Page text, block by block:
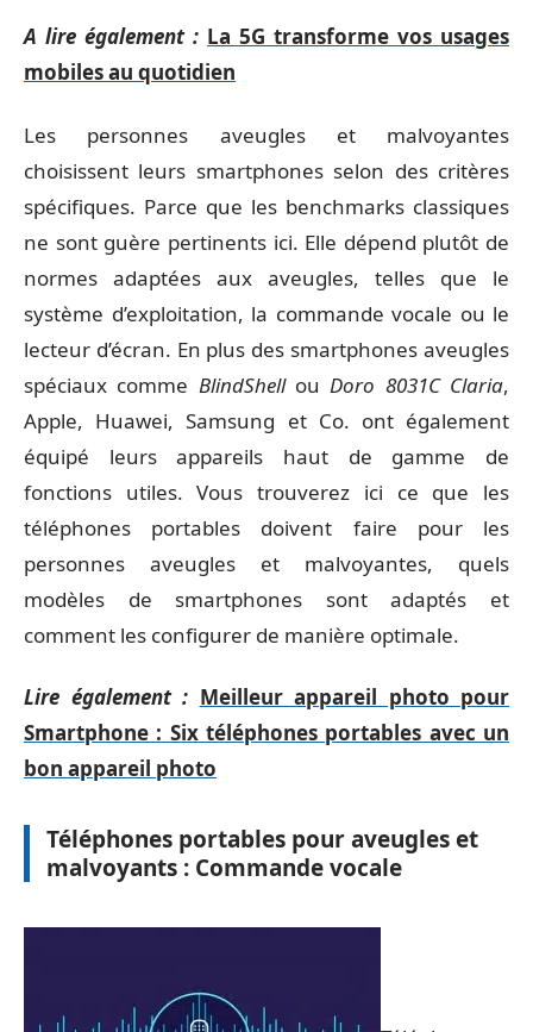
A lire également : La 5G transforme vos usages
mobiles au quotidien
Les personnes aveugles et malvoyantes
choisissent leurs smartphones selon des critères
spécifiques. Parce que les benchmarks classiques
ne sont guère pertinents ici. Elle dépend plutôt de
normes adaptées aux aveugles, telles que le
système d’exploitation, la commande vocale ou le
lecteur d’écran. En plus des smartphones aveugles
spéciaux comme BlindShellou Doro 8031C Claria,
Apple, Huawei, Samsung et Co. ont également
équipé leurs appareils haut de gamme de
fonctions utiles. Vous trouverez ici ce que les
téléphones portables doivent faire pour les
personnes aveugles et malvoyantes, quels
modèles de smartphones sont adaptés et
comment les configurer de manière optimale.
Lire également : Meilleur appareil photo pour
Smartphone : Six téléphones portables avec un
bon appareil photo
Téléphones portables pour aveugles et
malvoyants : Commande vocale